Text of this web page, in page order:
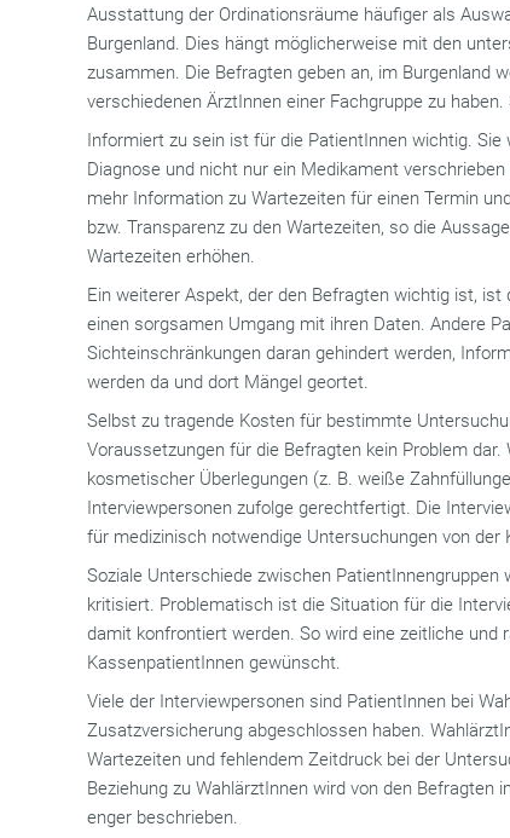
Ausstattung der Ordinationsräume häufiger als
Burgenland. Dies hängt möglicherweise mit den
zusammen. Die Befragten geben an, im Burgenland
verschiedenen ÄrztInnen einer Fachgruppe zu haben.
Informiert zu sein ist für die PatientInnen wichtig. Sie
Diagnose und nicht nur ein Medikament
mehr Information zu Wartezeiten für einen Termin
bzw. Transparenz zu den Wartezeiten, so die
Wartezeiten erhöhen.
Ein weiterer Aspekt, der den Befragten wichtig ist,
einen sorgsamen Umgang mit ihren Daten. Andere
Sichteinschränkungen daran gehindert werden,
werden da und dort Mängel geortet.
Selbst zu tragende Kosten für bestimmte
Voraussetzungen für die Befragten kein Problem
kosmetischer Überlegungen (z. B. weiße
Interviewpersonen zufolge gerechtfertigt. Die
für medizinisch notwendige Untersuchungen von der
Soziale Unterschiede zwischen PatientInnengruppen
kritisiert. Problematisch ist die Situation für die
damit konfrontiert werden. So wird eine zeitliche und
KassenpatientInnen gewünscht.
Viele der Interviewpersonen sind PatientInnen bei
Zusatzversicherung abgeschlossen haben.
Wartezeiten und fehlendem Zeitdruck bei der
Beziehung zu WahlärztInnen wird von den Befragten
enger beschrieben.